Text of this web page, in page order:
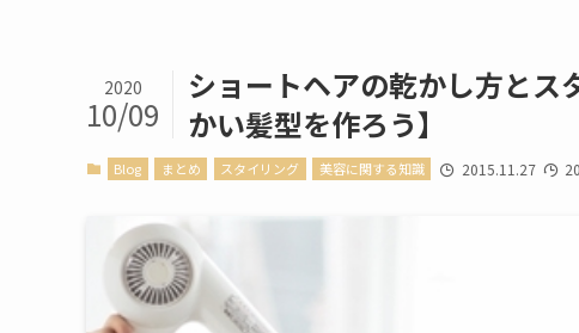
ショートヘアの乾かし方とス
かい髪型を作ろう】
2020
10/09
Blog まとめ スタイリング 美容に関する知識 2015.11.27